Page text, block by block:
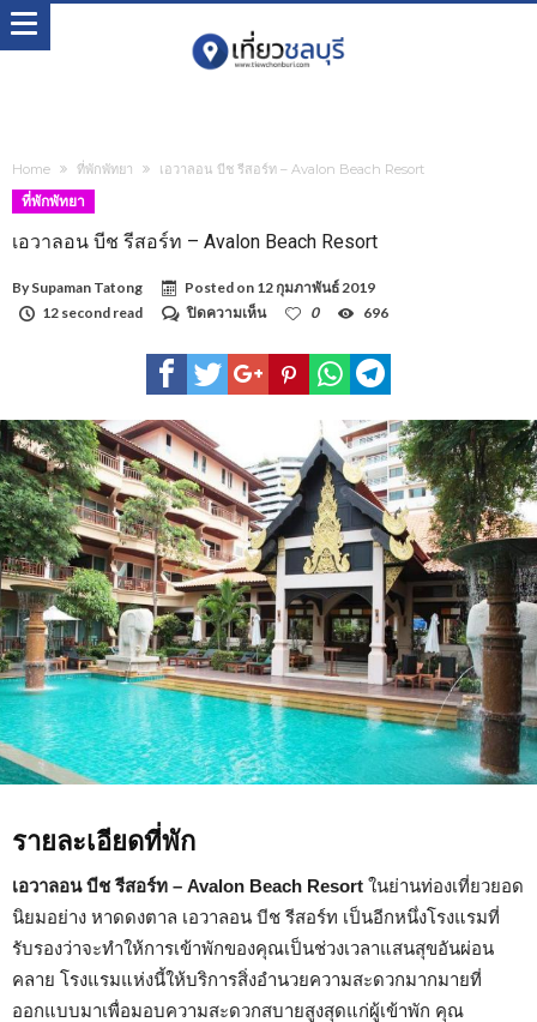
Home ที่พักพัทยา เอวาลอน บีช รีสอร์ท – Avalon Beach Resort
ที่พักพัทยา
เอวาลอน บีช รีสอร์ท – Avalon Beach Resort
By Supaman Tatong Posted on 12 กุมภาพันธ์ 2019
12 second read
ปิดความเห็นบน
วา
ลอน
Beach
Resort
0 696
รายละเอียดที่พัก
เอวาลอน บีช รีสอร์ท – Avalon Beach Resort ในย่านท่องเที่ยวยอด
นิยมอย่าง หาดดงตาล เอวาลอน บีช รีสอร์ท เป็นอีกหนึ่งโรงแรมที่
รับรองว่าจะทำให้การเข้าพักของคุณเป็นช่วงเวลาแสนสุขอันผ่อน
คลาย โรงแรมแห่งนี้ให้บริการสิ่งอำนวยความสะดวกมากมายที่
ออกแบบมาเพื่อมอบความสะดวกสบายสูงสุดแก่ผู้เข้าพัก คุณ